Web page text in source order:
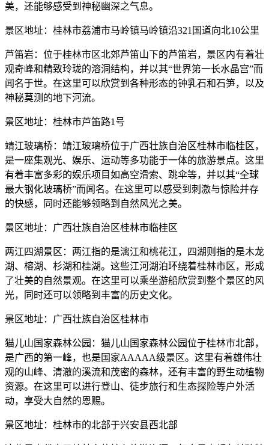
美，还能够感受到神秘幽深之气息。
景区地址：桂林市荔浦市马岭镇马岭镇沿321国道向北10公里
芦笛岩：位于桂林市区北郊芦笛山下的芦笛岩，景区内有着壮
观奇峰和精致玲珑的溶洞结构，并以其“世界第一长水晶宫”而
闻名于世。在这里可以欣赏到各种形态的钟乳石和石笋，以及
神秘莫测的地下河流。
景区地址：桂林市芦笛路1号
靖江玻璃桥：靖江玻璃桥位于广西壮族自治区桂林市临桂区，
是一座集观光、娱乐、运动等多功能于一体的旅游景点。这里
有着丰富多彩的娱乐项目如高空滑索、跳伞等，并以其“全球
最大钢化玻璃桥”而闻名。在这里可以感受到刺激与惊险并存
的快感，同时还能够领略到自然风光之美。
景区地址：广西壮族自治区桂林市临桂区
两江四湖景区：两江指的是漓江和桃花江，四湖则指的是木龙
湖、榕湖、杉湖和桂湖。这些江河湖泊环绕着桂林市区，形成
了壮美的自然景观。在这里可以乘坐游船欣赏到整个景区的风
光，同时还可以领略到丰富的历史文化。
景区地址：广西壮族自治区桂林市
猫儿山国家森林公园：猫儿山国家森林公园位于桂林市北部，
是广西的第一峰，也是国家AAAAA级景区。这里有着雄伟壮
观的山峰、清澈的溪流和茂密的森林，还有丰富的野生动植物
资源。在这里可以进行登山、徒步旅行和生态探险等户外活
动，享受大自然的恩赐。
景区地址：桂林市的北部于兴安县西北部